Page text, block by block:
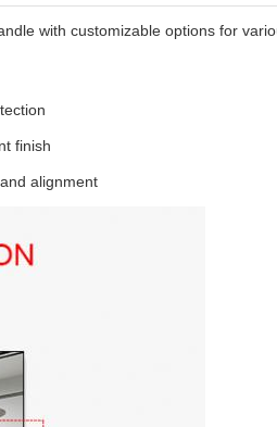
with customizable options for
finish
alignment